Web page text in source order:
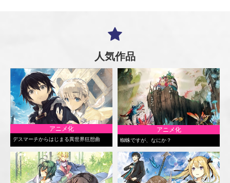
人気作品
アニメ化
デスマーチからはじまる異世界狂想曲
アニメ化
蜘蛛ですが、なにか？